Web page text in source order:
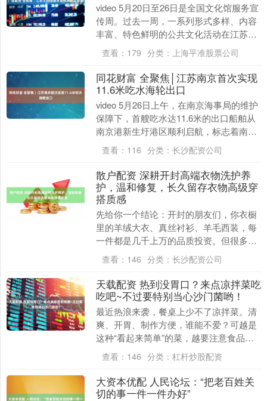
video 5月20日至26日是全国文化馆服务宣
传周。过去一周，一系列形式多样、内容
丰富、特色鲜明的公共文化活动在江苏创
新开展，让越来越多的人感受到文化艺术
之美....
查看： 179 分类： 上海平准股票公司
同花财富 全聚焦│江苏南京首次实现
11.6米吃水海轮出口
video 5月26日上午，在南京海事局的维护
保障下，首艘吃水达11.6米的出口船舶从
南京港新生圩港区顺利启航，标志着南京
港出港船舶吃水从11.36米提升至11....
查看： 116 分类： 长沙配资公司
散户配资 深耕开封高端衣物洗护养
护，温和修复，长久留存衣物高级穿
搭质感
先给你一个结论：开封的朋友们，你衣橱
里的羊绒大衣、真丝衬衫、羊毛西装，每
一件都是几千上万的品质投资。但很多人
发现——真丝越洗越暗、羊绒越洗越硬、
羊毛越洗越塌。问....
查看： 146 分类： 长沙配资公司
天载配资 热到没胃口？来点凉拌菜吃
吃吧~不过要特别当心沙门菌哟！
最近热浪来袭，餐桌上少不了凉拌菜。清
爽、开胃、制作方便，谁能不爱？可越是
这种“看起来简单”的菜，越要注意食品安
全。在此，小编邀请上海市疾病预防控制
中心刘玥、毛舒....
查看： 146 分类： 杠杆炒股配资
大资本优配 人民论坛：“把老百姓关
切的事一件一件办好”